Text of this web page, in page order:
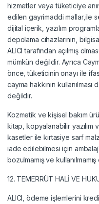
hizmetler veya tüketiciye
edilen gayrimaddi mallar,ile
dijital içerik, yazılım
depolama cihazlarının,
ALICI tarafından açılmış
mümkün değildir. Ayrıca
önce, tüketicinin onayı ile
cayma hakkının
değildir.
Kozmetik ve kişisel bakım
kitap, kopyalanabilir yazılım
kasetler ile kırtasiye sarf
iade edilebilmesi için
bozulmamış ve
12. TEMERRÜT HALİ VE
ALICI, ödeme işlemlerini